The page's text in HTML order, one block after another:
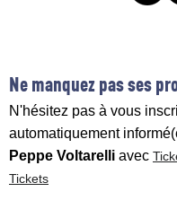
Ne manquez pas ses
N'hésitez pas à vous
automatiquement
Peppe Voltarelli avec
Tickets